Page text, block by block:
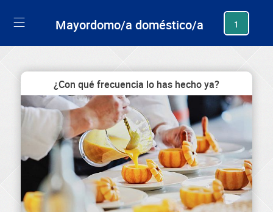
Mayordomo/a doméstico/a 1
¿Con qué frecuencia lo has hecho ya?